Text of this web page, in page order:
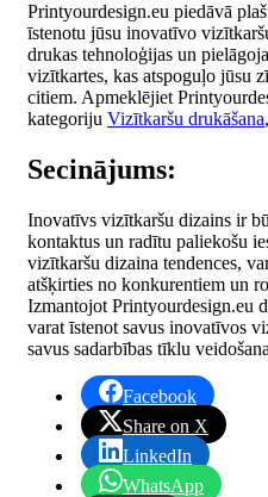
Printyourdesign.eu piedāvā
īstenotu jūsu inovatīvo
drukas tehnoloģijas un
vizītkartes, kas atspoguļo jūsu
citiem. Apmeklējiet
kategoriju Vizītkaršu drukāšana
Secinājums:
Inovatīvs vizītkaršu dizains ir
kontaktus un radītu paliekošu
vizītkaršu dizaina tendences,
atšķirties no konkurentiem un
Izmantojot Printyourdesign.eu
varat īstenot savus inovatīvos
savus sadarbības tīklu
Facebook
Share on X
LinkedIn
WhatsApp